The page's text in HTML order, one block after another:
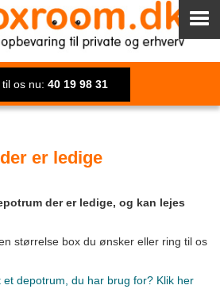
til os nu: 40 19 98 31
er ledige
der er ledige, og kan lejes
størrelse box du ønsker eller ring til os
et depotrum, du har brug for? Klik her